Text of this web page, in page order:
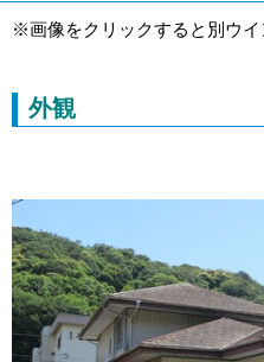
※画像をクリックすると別ウイ
外観